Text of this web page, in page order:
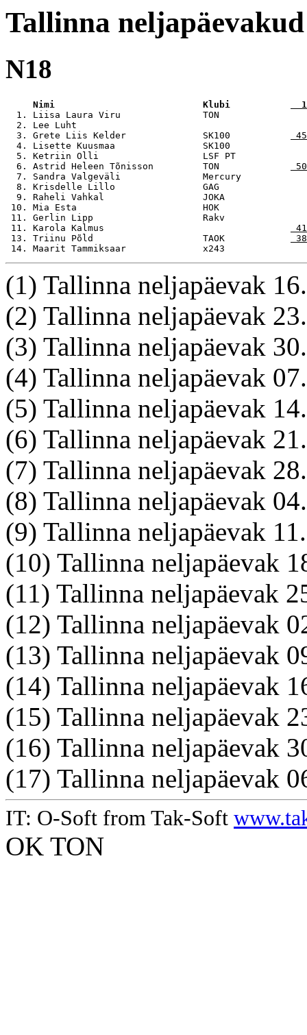
Tallinna
N18
     Nimi                           Klubi
1. Liisa Laura Viru
2. Lee
  3. Grete Liis Kelder              SK100
45
4. Lisette Kuusmaa
5. Ketriin
  6. Astrid Heleen Tõnisson         TON
50
7. Sandra
8. Krisdelle Lillo
9. Raheli Vahkal
10. Mia Esta
11. Gerlin
11. Karola Kalmus
41
13. Triinu Põld                    TAOK
38
14. Maarit
(1) Tallinna neljapäevak
(2) Tallinna neljapäevak
(3) Tallinna neljapäevak
(4) Tallinna neljapäevak
(5) Tallinna neljapäevak
(6) Tallinna neljapäevak
(7) Tallinna neljapäevak
(8) Tallinna neljapäevak
(9) Tallinna neljapäevak
(10) Tallinna neljapäevak
(11) Tallinna neljapäevak
(12) Tallinna neljapäevak
(13) Tallinna neljapäevak
(14) Tallinna neljapäevak
(15) Tallinna neljapäevak
(16) Tallinna neljapäevak
(17) Tallinna neljapäevak
IT: O-Soft from Tak-Soft
OK TON